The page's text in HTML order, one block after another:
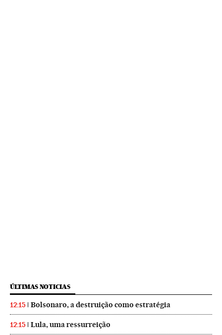
ÚLTIMAS NOTICIAS
12:15 Bolsonaro, a destruição como estratégia
12:15 Lula, uma ressurreição